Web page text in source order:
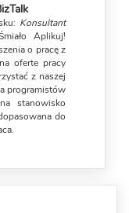
Konsultant
Aplikuj!
o pracę z
oferte pracy
z naszej
programistów
stanowisko
do